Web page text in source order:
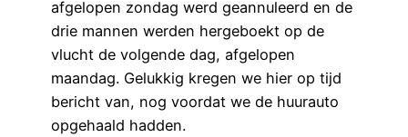
afgelopen zondag werd geannuleerd en de
drie mannen werden hergeboekt op de
vlucht de volgende dag, afgelopen
maandag. Gelukkig kregen we hier op tijd
bericht van, nog voordat we de huurauto
opgehaald hadden.